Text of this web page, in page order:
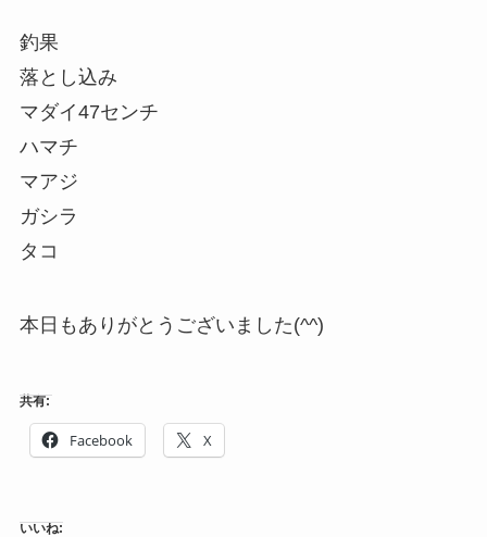
釣果
落とし込み
マダイ47センチ
ハマチ
マアジ
ガシラ
タコ
本日もありがとうございました(^^)
共有:
Facebook X
いいね: